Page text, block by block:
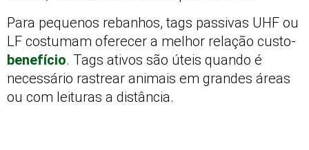
Para pequenos rebanhos, tags passivas UHF ou
LF costumam oferecer a melhor relação custo-
benefício. Tags ativos são úteis quando é
necessário rastrear animais em grandes áreas
ou com leituras a distância.